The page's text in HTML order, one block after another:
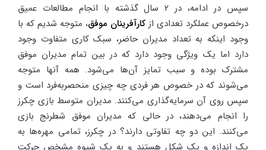
سپس در ادامه، در 2 سال گذشته با انجام مطالعات عمیق
درخصوص عملکرد تعدادی از کارآفرینان موفق، متوجه شدیم که با
وجود اینکه به تعداد مدیران حاضر، سبک کاری متفاوت وجود
دارد اما یک ویژگی وجود دارد که در بین تمام مدیران موفق
مشترک بوده و سبب تمایز آن‌ها می‌شود. همه آنها متوجه
می‌شوند که در خصوص هر فردی چه چیزی منحصربه‌فرد است و
سپس روی آن سرمایه‌گذاری می‌کنند. مدیران متوسط بازی چکرز
را انجام می‌دهند، در حالی که مدیران موفق شطرنج بازی
می‌کنند. این دو چه تفاوتی دارند؟ در چکرز، تمامی مهره‌ها به
یک اندازه و یک شکل هستند و به یک شیوه مشخص حرکت